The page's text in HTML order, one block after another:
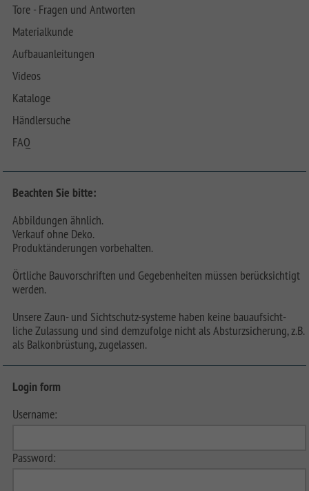
Tore - Fragen und Antworten
Materialkunde
Aufbauanleitungen
Videos
Kataloge
Händlersuche
FAQ
Beachten Sie bitte:
Abbildungen ähnlich.
Verkauf ohne Deko.
Produktänderungen vorbehalten.
Örtliche Bauvorschriften und Gegebenheiten müssen berücksichtigt
werden.
Unsere Zaun- und Sichtschutz-systeme haben keine bauaufsicht-
liche Zulassung und sind demzufolge nicht als Absturzsicherung, z.B.
als Balkonbrüstung, zugelassen.
Login form
Username:
Password: